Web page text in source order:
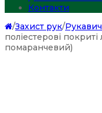
Контакти
/Захист рук/
поліестерові
помаранчевий)